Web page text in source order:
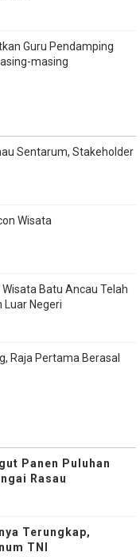
Guru Pendamping
masing
Sentarum, Stakeholder
Wisata
Batu Ancau Telah
Luar Negeri
Raja Pertama Berasal
Panen Puluhan
Rasau
Terungkap,
TNI